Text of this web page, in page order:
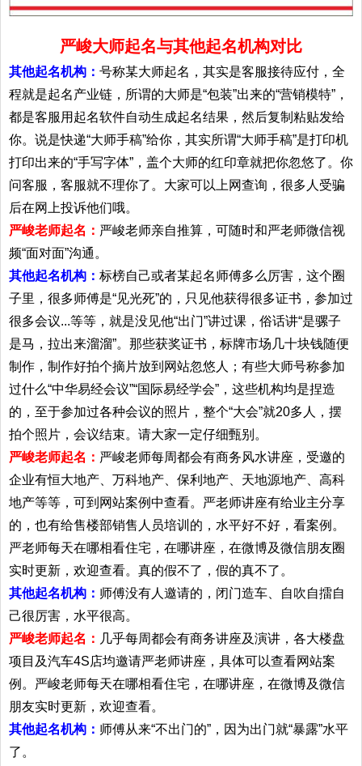
严峻大师起名与其他起名机构对比
其他起名机构： 号称某大师起名，其实是客服接待应付，全
程就是起名产业链，所谓的大师是“包装”出来的“营销模特”，
都是客服用起名软件自动生成起名结果，然后复制粘贴发给
你。说是快递“大师手稿”给你，其实所谓“大师手稿”是打印机
打印出来的“手写字体”，盖个大师的红印章就把你忽悠了。你
问客服，客服就不理你了。大家可以上网查询，很多人受骗
后在网上投诉他们哦。
严峻老师起名： 严峻老师亲自推算，可随时和严老师微信视
频“面对面”沟通。
其他起名机构： 标榜自己或者某起名师傅多么厉害，这个圈
子里，很多师傅是“见光死”的，只见他获得很多证书，参加过
很多会议...等等，就是没见他“出门”讲过课，俗话讲“是骡子
是马，拉出来溜溜”。那些获奖证书，标牌市场几十块钱随便
制作，制作好拍个摘片放到网站忽悠人；有些大师号称参加
过什么“中华易经会议”“国际易经学会”，这些机构均是捏造
的，至于参加过各种会议的照片，整个“大会”就20多人，摆
拍个照片，会议结束。请大家一定仔细甄别。
严峻老师起名： 严峻老师每周都会有商务风水讲座，受邀的
企业有恒大地产、万科地产、保利地产、天地源地产、高科
地产等等，可到网站案例中查看。严老师讲座有给业主分享
的，也有给售楼部销售人员培训的，水平好不好，看案例。
严老师每天在哪相看住宅，在哪讲座，在微博及微信朋友圈
实时更新，欢迎查看。真的假不了，假的真不了。
其他起名机构： 师傅没有人邀请的，闭门造车、自吹自擂自
己很厉害，水平很高。
严峻老师起名： 几乎每周都会有商务讲座及演讲，各大楼盘
项目及汽车4S店均邀请严老师讲座，具体可以查看网站案
例。严峻老师每天在哪相看住宅，在哪讲座，在微博及微信
朋友实时更新，欢迎查看。
其他起名机构： 师傅从来“不出门的”，因为出门就“暴露”水平
了。